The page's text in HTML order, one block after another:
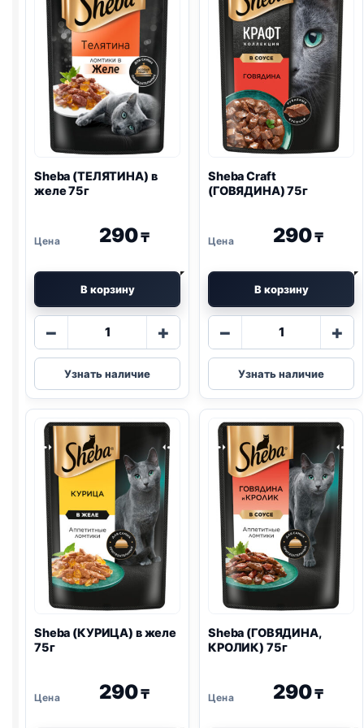
Sheba (ТЕЛЯТИНА) в
желе 75г
290₸
В корзину
−
Количество
Sheba
(ТЕЛЯТИНА)
в
желе
+
Узнать наличие
Sheba Craft
(ГОВЯДИНА) 75г
290₸
В корзину
−
Количество
Sheba
Craft
(ГОВЯДИНА)
75г
+
Узнать наличие
Sheba (КУРИЦА) в желе
75г
290₸
Sheba (ГОВЯДИНА,
КРОЛИК) 75г
290₸